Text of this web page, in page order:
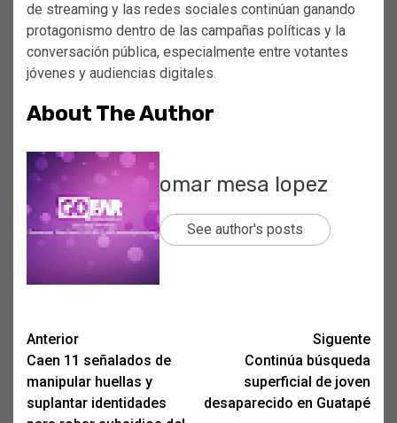
de streaming y las redes sociales continúan ganando
protagonismo dentro de las campañas políticas y la
conversación pública, especialmente entre votantes
jóvenes y audiencias digitales.
About The Author
omar mesa lopez
See author's posts
Post
navigation
Anterior
Caen 11 señalados de
manipular huellas y
suplantar identidades
Siguente
Continúa búsqueda
superficial de joven
desaparecido en Guatapé